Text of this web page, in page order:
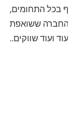
בכל התחומים,
ששואפת
ועוד שווקים..